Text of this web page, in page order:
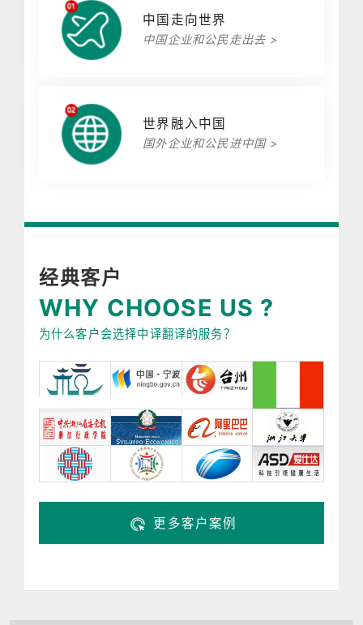
中国走向世界
中国企业和公民走出去 >
世界融入中国
国外企业和公民进中国 >
经典客户
WHY CHOOSE US ?
为什么客户会选择中译翻译的服务？
更多客户案例